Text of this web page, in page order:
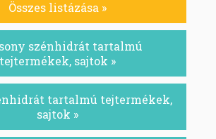
Összes listázása »
szénhidrát tartalmú
tejtermékek, sajtok »
tartalmú tejtermékek,
sajtok »